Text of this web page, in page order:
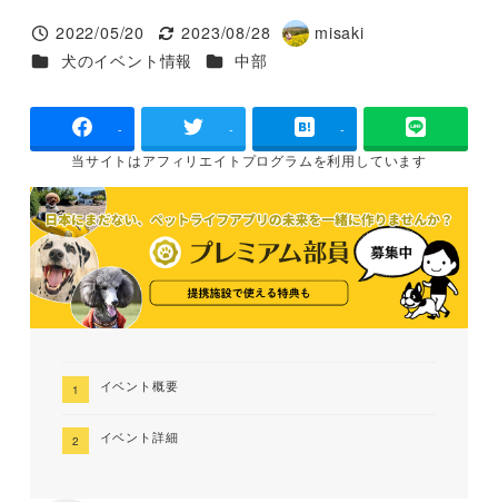
投稿日
2022/05/20
更新日
2023/08/28
著
misaki
カテゴリー
犬のイベント情報 カテゴリー
中部
- - -
当サイトはアフィリエイトプログラムを利用しています
イベント概要
イベント詳細